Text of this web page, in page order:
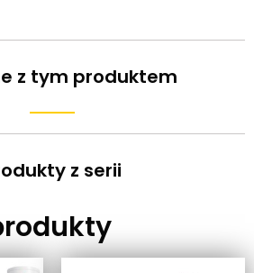
z tym produktem
z serii